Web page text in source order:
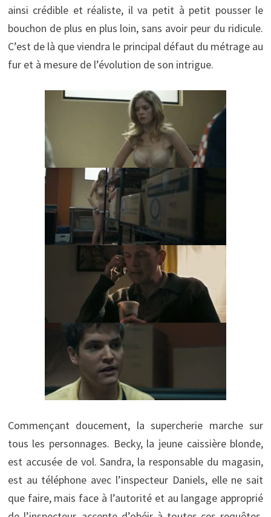
ainsi crédible et réaliste, il va petit à petit pousser le
bouchon de plus en plus loin, sans avoir peur du ridicule.
C’est de là que viendra le principal défaut du métrage au
fur et à mesure de l’évolution de son intrigue.
Commençant doucement, la supercherie marche sur
tous les personnages. Becky, la jeune caissière blonde,
est accusée de vol. Sandra, la responsable du magasin,
est au téléphone avec l’inspecteur Daniels, elle ne sait
que faire, mais face à l’autorité et au langage approprié